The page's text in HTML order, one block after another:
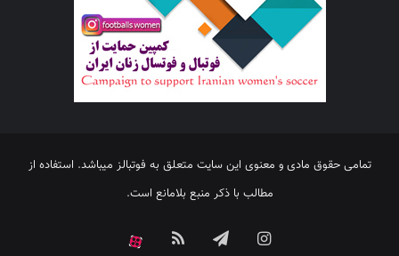
تمامی حقوق مادی و معنوی این سایت متعلق به فوتبالز میباشد. استفاده از
مطالب با ذکر منبع بلامانع است.
اینستاگرامتلگرام خوراک